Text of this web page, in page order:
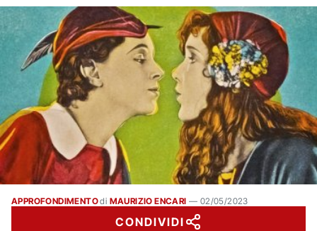
APPROFONDIMENTOdi MAURIZIO ENCARI — 02/05/2023
CONDIVIDI